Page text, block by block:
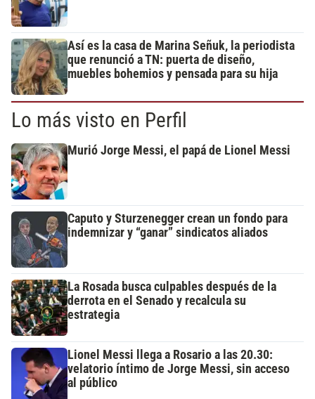
Así es la casa de Marina Señuk, la periodista
que renunció a TN: puerta de diseño,
muebles bohemios y pensada para su hija
Lo más visto en Perfil
Murió Jorge Messi, el papá de Lionel Messi
Caputo y Sturzenegger crean un fondo para
indemnizar y “ganar” sindicatos aliados
La Rosada busca culpables después de la
derrota en el Senado y recalcula su
estrategia
Lionel Messi llega a Rosario a las 20.30:
velatorio íntimo de Jorge Messi, sin acceso
al público